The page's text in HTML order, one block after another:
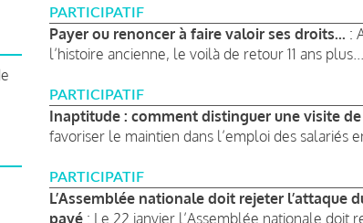
PARTICIPATIF
Payer ou renoncer à faire valoir ses droits... :
l’histoire ancienne, le voilà de retour 11 ans plus...
PARTICIPATIF
Inaptitude : comment distinguer une visite
favoriser le maintien dans l’emploi des salariés
PARTICIPATIF
L’Assemblée nationale doit rejeter l’attaque
payé : Le 22 janvier l’Assemblée nationale doit